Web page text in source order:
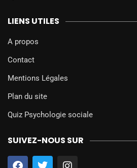
LIENS UTILES
A propos
Contact
Mentions Légales
Plan du site
Quiz Psychologie sociale
SUIVEZ-NOUS SUR